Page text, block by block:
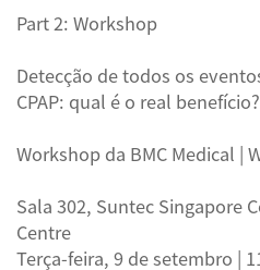
Part 2: Workshop
Detecção de todos os
CPAP: qual é o real benefício?
Workshop da BMC Medical |
Sala 302, Suntec Singapore
Centre
Terça-feira, 9 de setembro |